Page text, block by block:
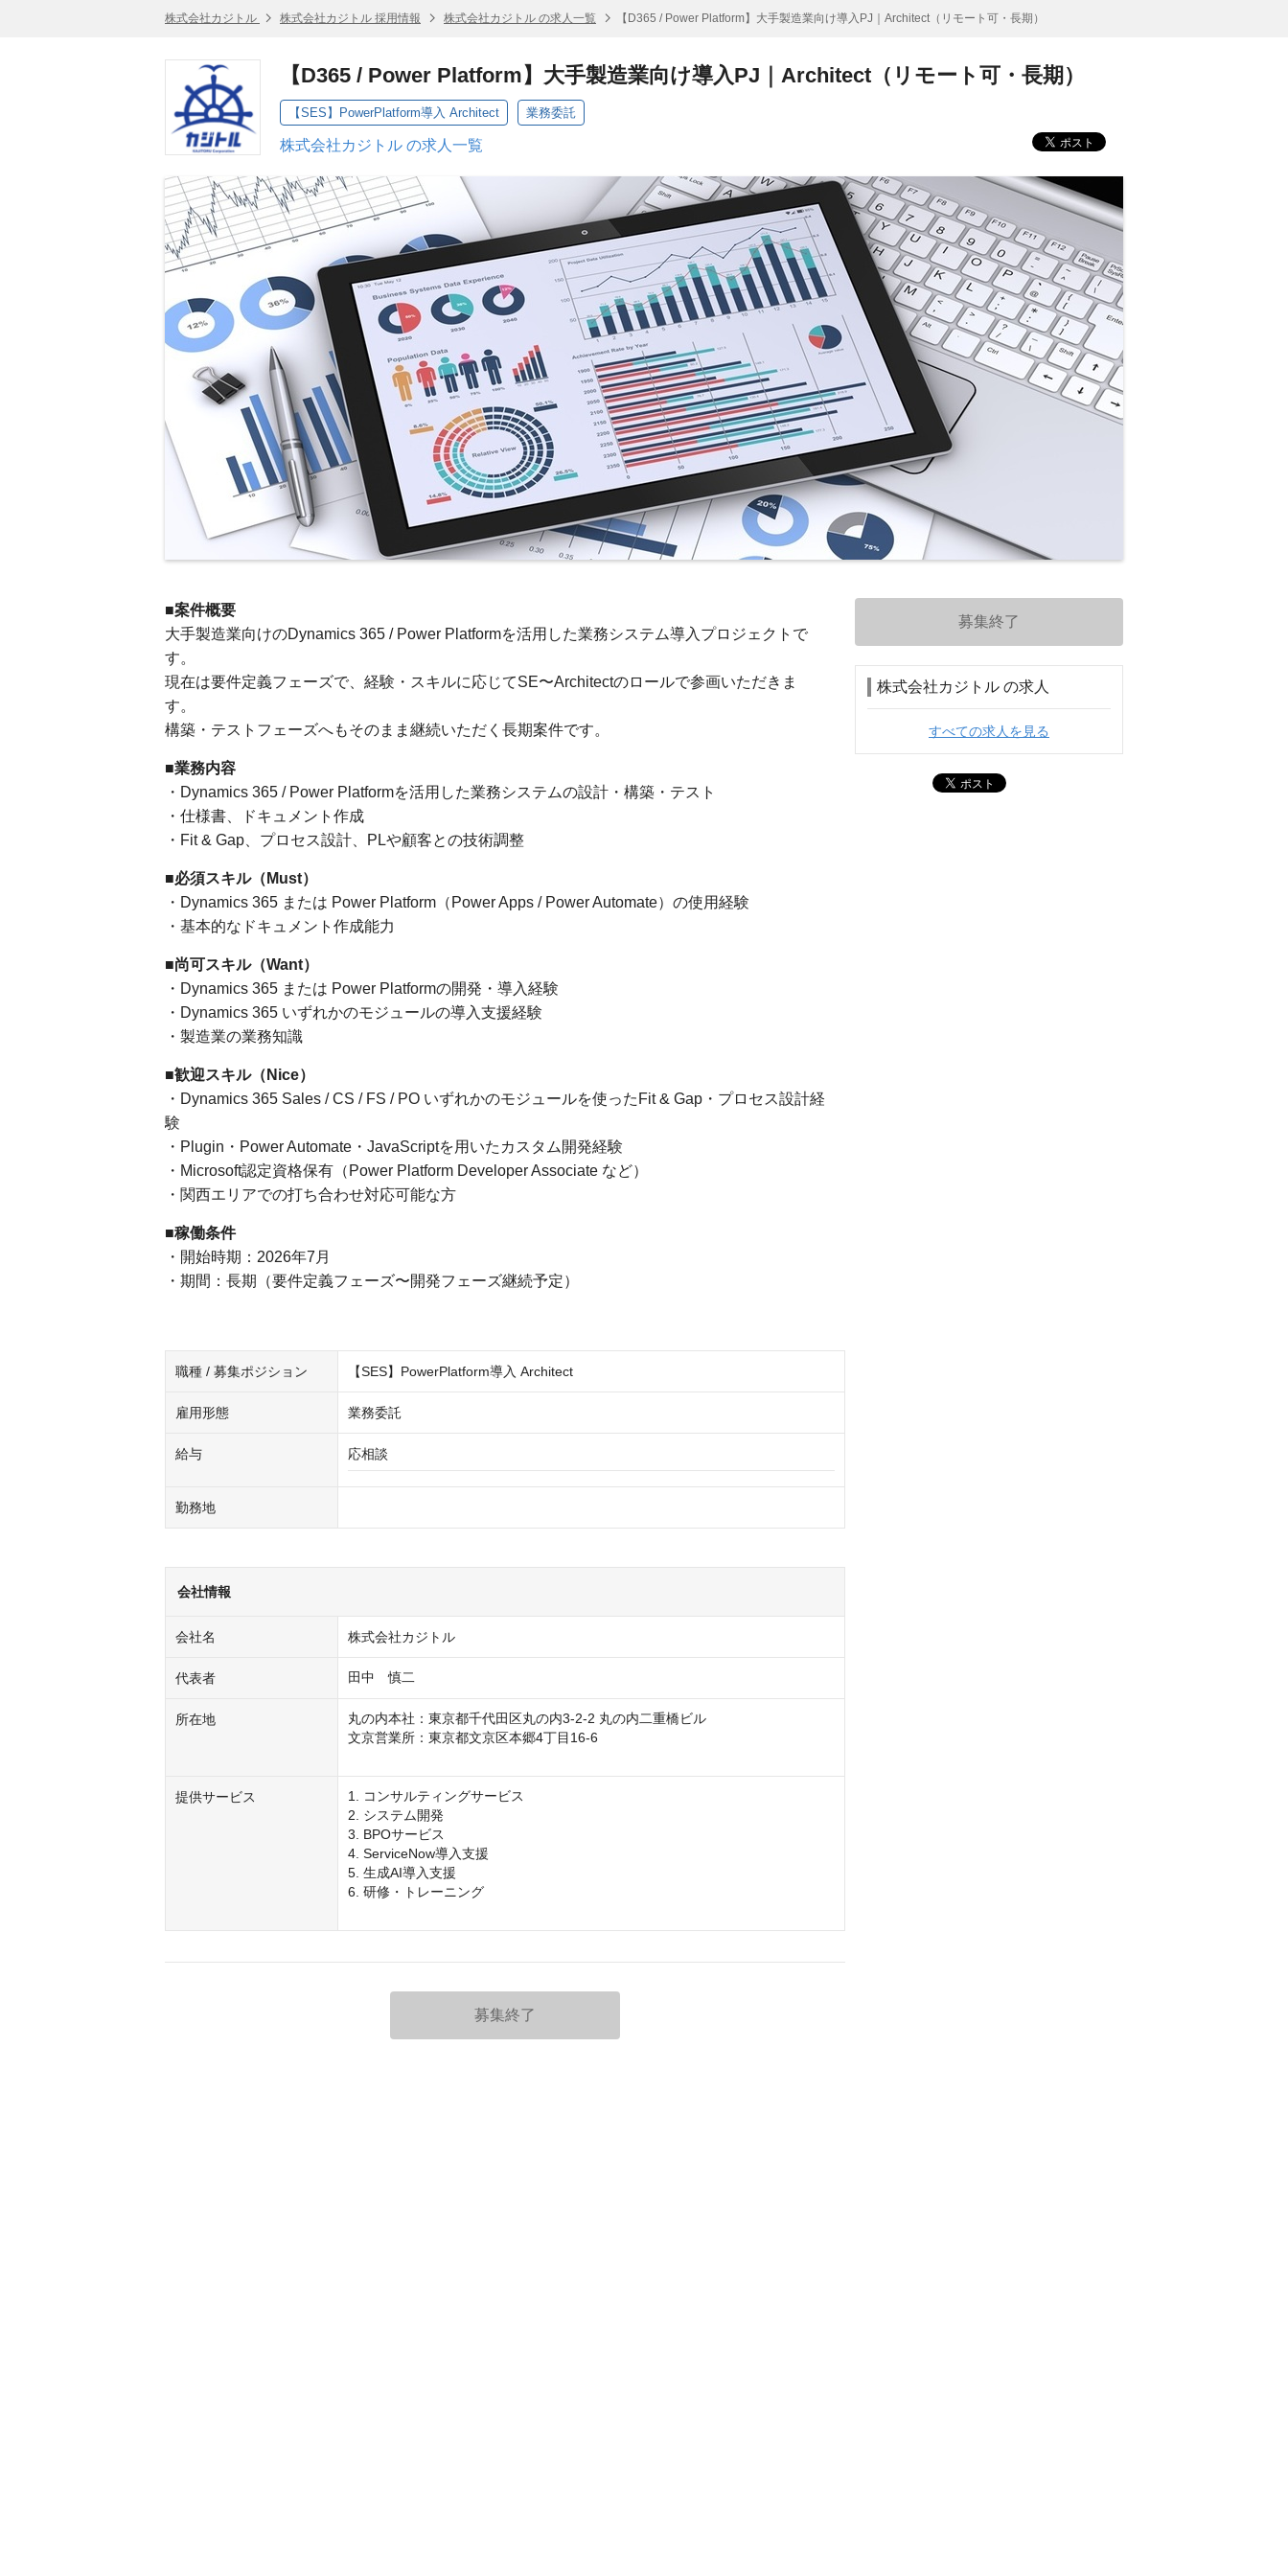
株式会社カジトル 株式会社カジトル 採用情報 株式会社カジトル の求人一覧 【D365 / Power Platform】大手製造業向け導入PJ｜Architect（リモート可・長期）
【D365 / Power Platform】大手製造業向け導入PJ｜Architect（リモート可・長期）
【SES】PowerPlatform導入 Architect 業務委託
株式会社カジトル の求人一覧
■案件概要
大手製造業向けのDynamics 365 / Power Platformを活用した業務システム導入プロジェクトで
す。
現在は要件定義フェーズで、経験・スキルに応じてSE〜Architectのロールで参画いただきま
す。
構築・テストフェーズへもそのまま継続いただく長期案件です。
■業務内容
・Dynamics 365 / Power Platformを活用した業務システムの設計・構築・テスト
・仕様書、ドキュメント作成
・Fit & Gap、プロセス設計、PLや顧客との技術調整
■必須スキル（Must）
・Dynamics 365 または Power Platform（Power Apps / Power Automate）の使用経験
・基本的なドキュメント作成能力
■尚可スキル（Want）
・Dynamics 365 または Power Platformの開発・導入経験
・Dynamics 365 いずれかのモジュールの導入支援経験
・製造業の業務知識
■歓迎スキル（Nice）
・Dynamics 365 Sales / CS / FS / PO いずれかのモジュールを使ったFit & Gap・プロセス設計経
験
・Plugin・Power Automate・JavaScriptを用いたカスタム開発経験
・Microsoft認定資格保有（Power Platform Developer Associate など）
・関西エリアでの打ち合わせ対応可能な方
■稼働条件
・開始時期：2026年7月
・期間：長期（要件定義フェーズ〜開発フェーズ継続予定）
職種 / 募集ポジション 【SES】PowerPlatform導入 Architect
雇用形態 業務委託
給与 応相談
勤務地
会社情報
会社名 株式会社カジトル
代表者 田中　慎二
所在地
丸の内本社：東京都千代田区丸の内3-2-2 丸の内二重橋ビル
文京営業所：東京都文京区本郷4丁目16-6
提供サービス
1. コンサルティングサービス
2. システム開発
3. BPOサービス
4. ServiceNow導入支援​
5. 生成AI導入支援​
6. 研修・トレーニング​
募集終了
募集終了
株式会社カジトル の求人
すべての求人を見る